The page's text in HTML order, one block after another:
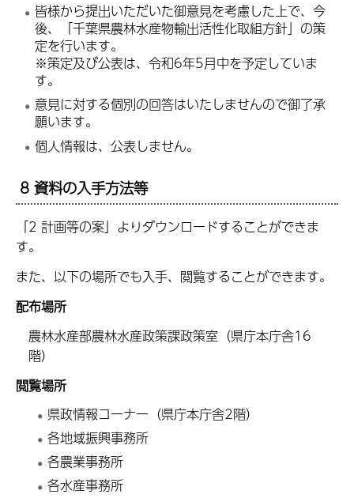
皆様から提出いただいた御意見を考慮した上で、今
後、「千葉県農林水産物輸出活性化取組方針」の策
定を行います。
※策定及び公表は、令和6年5月中を予定していま
す。
意見に対する個別の回答はいたしませんので御了承
願います。
個人情報は、公表しません。
8 資料の入手方法等
「2 計画等の案」よりダウンロードすることができま
す。
また、以下の場所でも入手、閲覧することができます。
配布場所
農林水産部農林水産政策課政策室（県庁本庁舎16
階）
閲覧場所
県政情報コーナー（県庁本庁舎2階）
各地域振興事務所
各農業事務所
各水産事務所